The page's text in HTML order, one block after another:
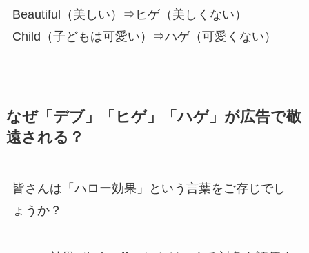
Beautiful（美しい）⇒ヒゲ（美しくない）
Child（子どもは可愛い）⇒ハゲ（可愛くない）
なぜ「デブ」「ヒゲ」「ハゲ」が広告で敬
遠される？
皆さんは「ハロー効果」という言葉をご存じでし
ょうか？